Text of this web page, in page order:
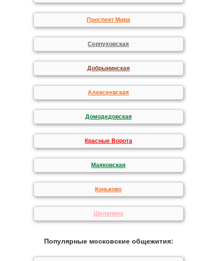
Проспект Мира
Серпуховская
Добрынинская
Алексеевская
Домодедовская
Красные Ворота
Маяковская
Коньково
Шелепиха
Популярные московские общежития: